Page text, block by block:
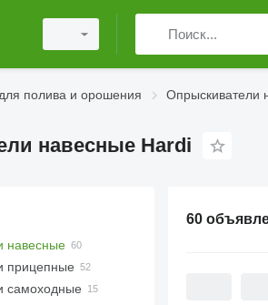
полива и орошения Опрыскиватели
навесные Hardi
навесные
прицепные
самоходные
60